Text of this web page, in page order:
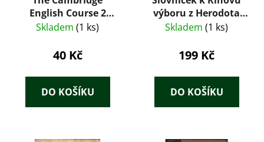
English Course 2
Student's book
Skladem (1 ks)
40 Kč
DO KOŠÍKU
výboru z Herodota
(1932) – Josef Říha
Skladem (1 ks)
199 Kč
DO KOŠÍKU